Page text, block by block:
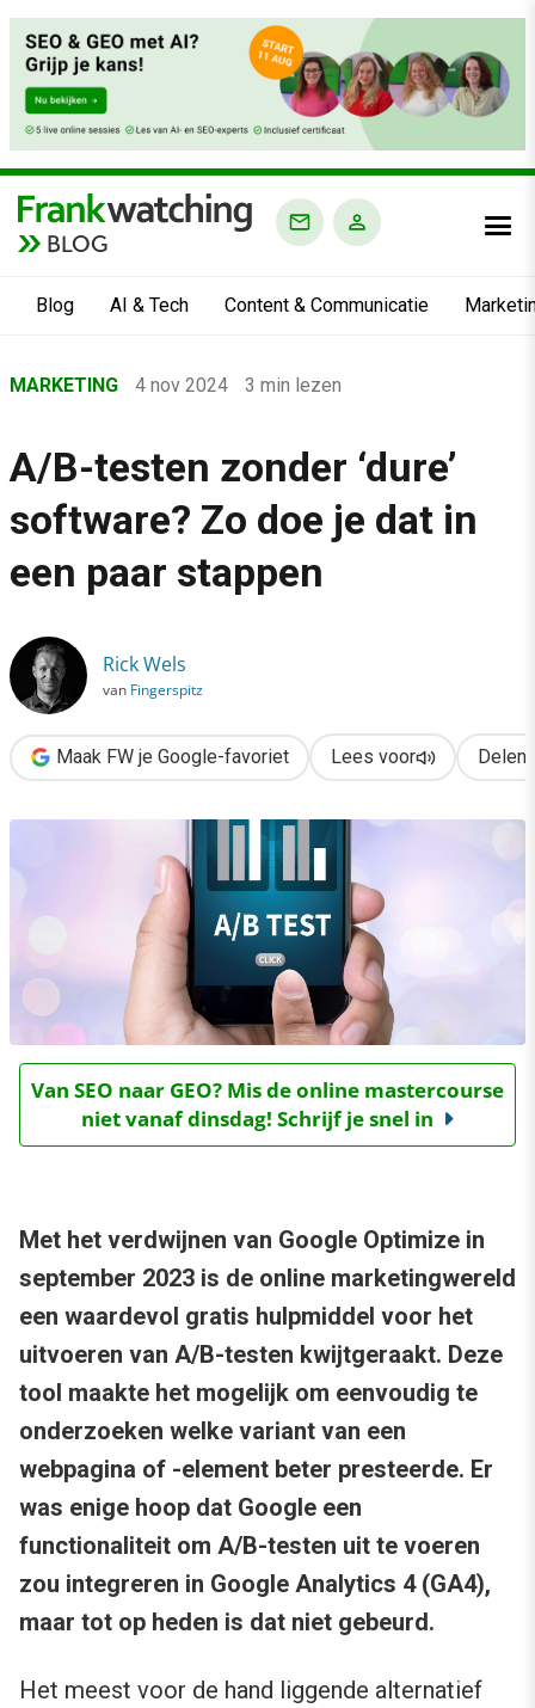
BLOG
Blog AI & Tech Content & Communicatie
›
›
Marketing
A/B-testen zonder ‘dure’ software? Zo doe je dat in een paar
MARKETING 4 nov 2024 3 min lezen
A/B-testen zonder ‘dure’
software? Zo doe je dat in
een paar stappen
Rick Wels
van Fingerspitz
Maak FW je Google-favoriet Lees voor Delen
Van SEO naar GEO? Mis de online mastercourse
niet vanaf dinsdag! Schrijf je snel in
Met het verdwijnen van Google Optimize in
september 2023 is de online marketingwereld
een waardevol gratis hulpmiddel voor het
uitvoeren van A/B-testen kwijtgeraakt. Deze
tool maakte het mogelijk om eenvoudig te
onderzoeken welke variant van een
webpagina of -element beter presteerde. Er
was enige hoop dat Google een
functionaliteit om A/B-testen uit te voeren
zou integreren in Google Analytics 4 (GA4),
maar tot op heden is dat niet gebeurd.
Het meest voor de hand liggende alternatief